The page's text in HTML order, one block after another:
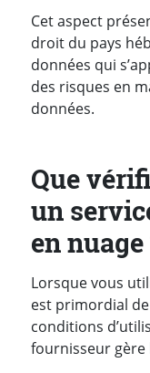
Cet aspect
droit du pays
données qui
des risques en
données.
Que
un
en nuage
Lorsque vous
est primordial
conditions
fournisseur gère